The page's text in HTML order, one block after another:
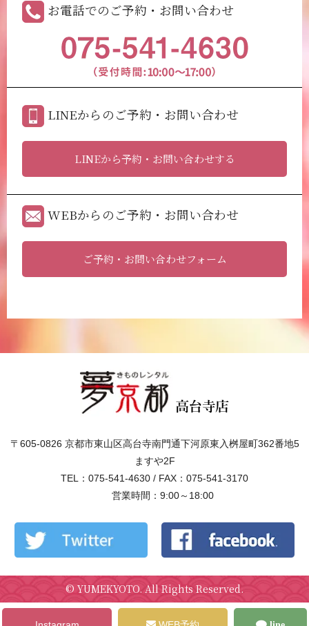
お電話でのご予約・お問い合わせ
LINEからのご予約・お問い合わせ
LINEから予約・お問い合わせする
WEBからのご予約・お問い合わせ
ご予約・お問い合わせフォーム
〒605-0826 京都市東山区高台寺南門通下河原東入桝屋町362番地5
ますや2F
TEL：075-541-4630 / FAX：075-541-3170
営業時間：9:00～18:00
© YUMEKYOTO. All Rights Reserved.